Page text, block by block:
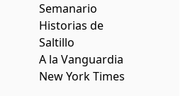
Semanario
Historias de
Saltillo
A la Vanguardia
New York Times